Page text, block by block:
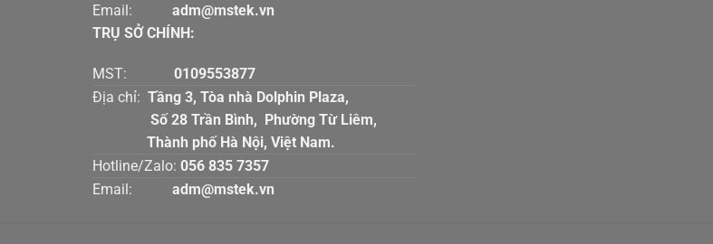
Email:
adm@mstek.vn
TRỤ SỞ CHÍNH:
MST: 0109553877
Địa chỉ: Tầng 3, Tòa nhà Dolphin Plaza,
Số 28 Trần Bình, Phường Từ Liêm,
Thành phố Hà Nội, Việt Nam.
Hotline/Zalo: 056 835 7357
Email:
adm@mstek.vn